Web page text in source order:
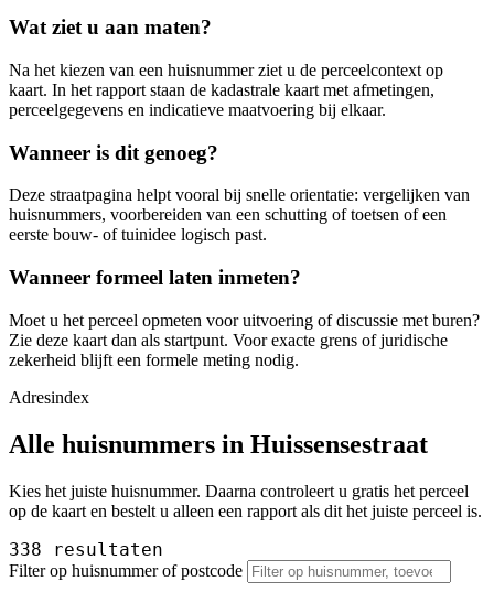
Wat ziet u aan maten?
Na het kiezen van een huisnummer ziet u de perceelcontext op
kaart. In het rapport staan de kadastrale kaart met afmetingen,
perceelgegevens en indicatieve maatvoering bij elkaar.
Wanneer is dit genoeg?
Deze straatpagina helpt vooral bij snelle orientatie: vergelijken van
huisnummers, voorbereiden van een schutting of toetsen of een
eerste bouw- of tuinidee logisch past.
Wanneer formeel laten inmeten?
Moet u het perceel opmeten voor uitvoering of discussie met buren?
Zie deze kaart dan als startpunt. Voor exacte grens of juridische
zekerheid blijft een formele meting nodig.
Adresindex
Alle huisnummers in Huissensestraat
Kies het juiste huisnummer. Daarna controleert u gratis het perceel
op de kaart en bestelt u alleen een rapport als dit het juiste perceel is.
338 resultaten
Filter op huisnummer of postcode